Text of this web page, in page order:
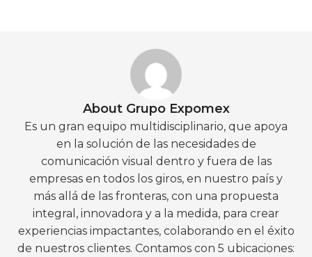
About Grupo Expomex
Es un gran equipo multidisciplinario, que apoya
en la solución de las necesidades de
comunicación visual dentro y fuera de las
empresas en todos los giros, en nuestro país y
más allá de las fronteras, con una propuesta
integral, innovadora y a la medida, para crear
experiencias impactantes, colaborando en el éxito
de nuestros clientes. Contamos con 5 ubicaciones: